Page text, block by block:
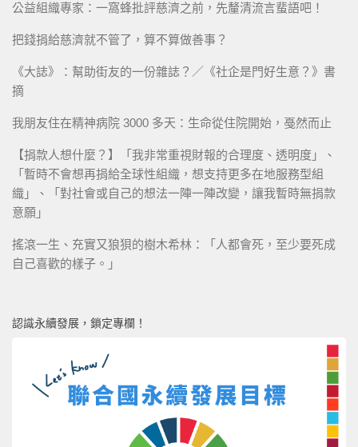
公益組織專家：一窩蜂批評慈濟之前，先釐清流言蜚語吧！
把錢捐給慈濟就不管了，算不算做善事？
《大誌》：幫助街友的一份雜誌？／《社企是門好生意？》書
摘
我朋友住在精神病院 3000 多天：生命從住院開始，戞然而止
【捐款人想什麼？】「我非常重視財報的合理度、透明度」、
「暫時不會想再捐給全球性組織，想支持更多在地服務型組
織」、「對社會或自己的想法一陣一陣改變，讓我暫時無捐款
意願」
搖滾一生、充實又狼狽的樹木希林：「人都會死，至少要死成
自己喜歡的樣子。」
認識永續發展，鎖定專欄！